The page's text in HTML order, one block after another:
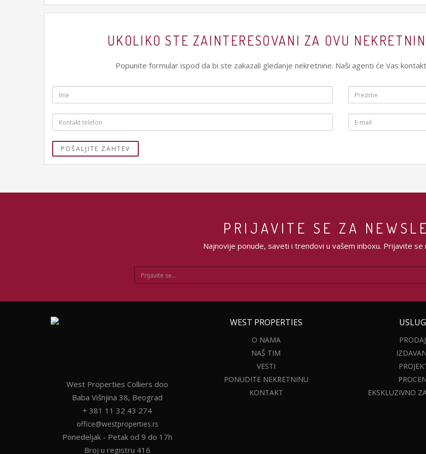
UKOLIKO STE ZAINTERESOVANI ZA OVU
Popunite formular ispod da bi ste zakazali gledanje nekretnine. Naši agenti će Vas
PRIJAVITE SE ZA
Najnovije ponude, saveti i trendovi u vašem inboxu. Prijavite se
West Properties Colliers doo
Baba Višnjina 38, Beograd
+ 381 11 32 43 274
office@westproperties.rs
Ponedeljak - Petak od 9 do 17h
Broj u registru 416
WEST PROPERTIES
O NAMA
NAŠ TIM
VESTI
PONUDITE NEKRETNINU
KONTAKT
EKSKLUZIVNO